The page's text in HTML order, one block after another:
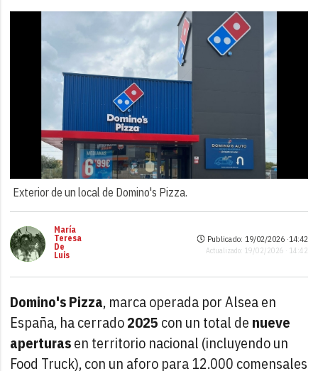
Exterior de un local de Domino's Pizza.
María
Teresa
De
Luis
Publicado: 19/02/2026 ·14:42
Actualizado: 19/02/2026 · 14:42
Domino's Pizza, marca operada por Alsea en
España, ha cerrado2025 con un total de nueve
aperturasen territorio nacional (incluyendo un
Food Truck), con un aforo para 12.000 comensales